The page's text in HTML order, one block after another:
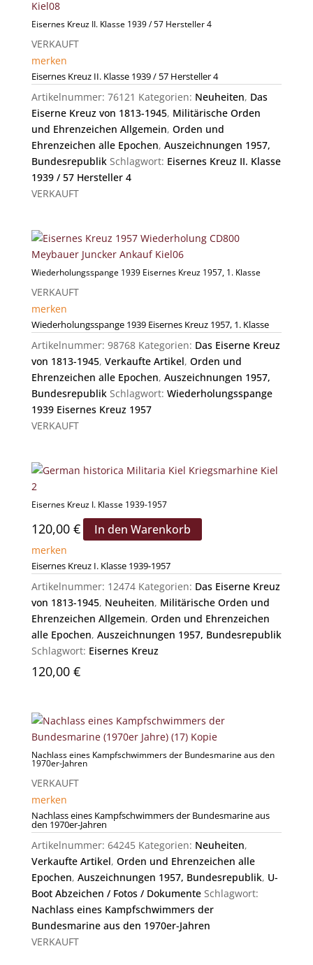
Eisernes Kreuz II. Klasse 1939 / 57 Hersteller 4
VERKAUFT
merken
Eisernes Kreuz II. Klasse 1939 / 57 Hersteller 4
Artikelnummer: 76121 Kategorien: Neuheiten, Das
Eiserne Kreuz von 1813-1945, Militärische Orden
und Ehrenzeichen Allgemein, Orden und
Ehrenzeichen alle Epochen, Auszeichnungen 1957,
Bundesrepublik Schlagwort: Eisernes Kreuz II. Klasse
1939 / 57 Hersteller 4
VERKAUFT
Wiederholungsspange 1939 Eisernes Kreuz 1957, 1. Klasse
VERKAUFT
merken
Wiederholungsspange 1939 Eisernes Kreuz 1957, 1. Klasse
Artikelnummer: 98768 Kategorien: Das Eiserne Kreuz
von 1813-1945, Verkaufte Artikel, Orden und
Ehrenzeichen alle Epochen, Auszeichnungen 1957,
Bundesrepublik Schlagwort: Wiederholungsspange
1939 Eisernes Kreuz 1957
VERKAUFT
Eisernes Kreuz I. Klasse 1939-1957
120,00 € In den Warenkorb
merken
Eisernes Kreuz I. Klasse 1939-1957
Artikelnummer: 12474 Kategorien: Das Eiserne Kreuz
von 1813-1945, Neuheiten, Militärische Orden und
Ehrenzeichen Allgemein, Orden und Ehrenzeichen
alle Epochen, Auszeichnungen 1957, Bundesrepublik
Schlagwort: Eisernes Kreuz
120,00 €
Nachlass eines Kampfschwimmers der Bundesmarine aus den
1970er-Jahren
VERKAUFT
merken
Nachlass eines Kampfschwimmers der Bundesmarine aus
den 1970er-Jahren
Artikelnummer: 64245 Kategorien: Neuheiten,
Verkaufte Artikel, Orden und Ehrenzeichen alle
Epochen, Auszeichnungen 1957, Bundesrepublik, U-
Boot Abzeichen / Fotos / Dokumente Schlagwort:
Nachlass eines Kampfschwimmers der
Bundesmarine aus den 1970er-Jahren
VERKAUFT